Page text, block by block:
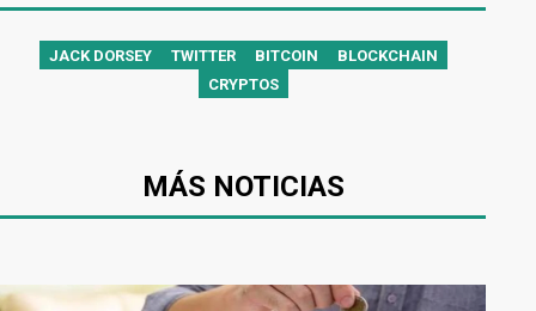
JACK DORSEY TWITTER BITCOIN
BLOCKCHAIN
CRYPTOS
MÁS NOTICIAS